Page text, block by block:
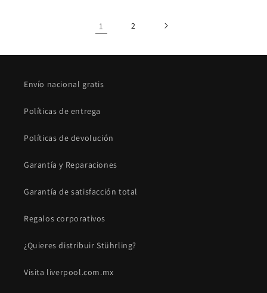
1 2
Envío nacional gratis
Políticas de entrega
Políticas de devolución
Garantía y Reparaciones
Garantía de satisfacción total
Regalos corporativos
¿Quieres distribuir Stührling?
Visita liverpool.com.mx